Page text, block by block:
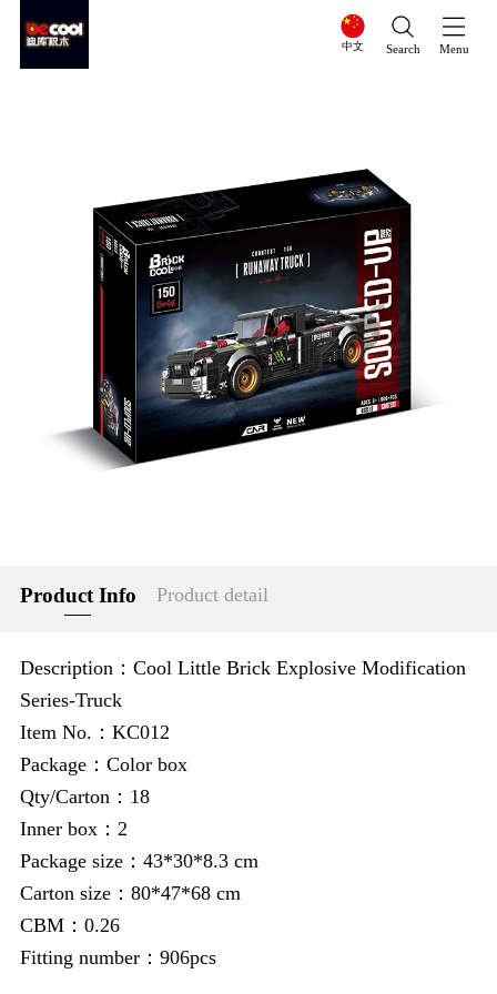
中文 Search Menu
Product Info Product detail
Description：Cool Little Brick Explosive Modification
Series-Truck
Item No.：KC012
Package：Color box
Qty/Carton：18
Inner box：2
Package size：43*30*8.3 cm
Carton size：80*47*68 cm
CBM：0.26
Fitting number：906pcs